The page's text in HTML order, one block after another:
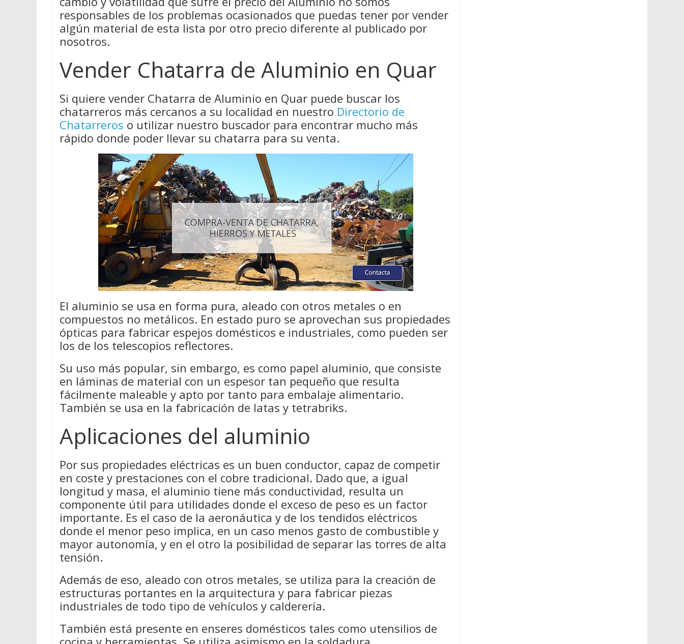
responsables de los problemas ocasionados que puedas tener por vender
algún material de esta lista por otro precio diferente al publicado por
nosotros.
Vender Chatarra de Aluminio en Quar
Si quiere vender Chatarra de Aluminio en Quar puede buscar los
chatarreros más cercanos a su localidad en nuestro Directorio de
Chatarreros o utilizar nuestro buscador para encontrar mucho más
rápido donde poder llevar su chatarra para su venta.
El aluminio se usa en forma pura, aleado con otros metales o en
compuestos no metálicos. En estado puro se aprovechan sus propiedades
ópticas para fabricar espejos domésticos e industriales, como pueden ser
los de los telescopios reflectores.
Su uso más popular, sin embargo, es como papel aluminio, que consiste
en láminas de material con un espesor tan pequeño que resulta
fácilmente maleable y apto por tanto para embalaje alimentario.
También se usa en la fabricación de latas y tetrabriks.
Aplicaciones del aluminio
Por sus propiedades eléctricas es un buen conductor, capaz de competir
en coste y prestaciones con el cobre tradicional. Dado que, a igual
longitud y masa, el aluminio tiene más conductividad, resulta un
componente útil para utilidades donde el exceso de peso es un factor
importante. Es el caso de la aeronáutica y de los tendidos eléctricos
donde el menor peso implica, en un caso menos gasto de combustible y
mayor autonomía, y en el otro la posibilidad de separar las torres de alta
tensión.
Además de eso, aleado con otros metales, se utiliza para la creación de
estructuras portantes en la arquitectura y para fabricar piezas
industriales de todo tipo de vehículos y calderería.
También está presente en enseres domésticos tales como utensilios de